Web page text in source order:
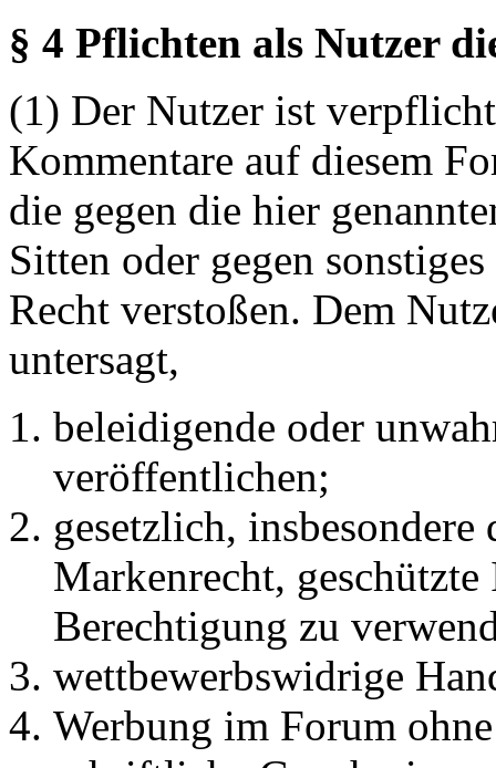
§ 4 Pflichten als Nutzer
(1) Der Nutzer ist
Kommentare auf diesem
die gegen die hier
Sitten oder gegen
Recht verstoßen. Dem
untersagt,
beleidigende oder
veröffentlichen;
gesetzlich,
Markenrecht, geschützte
Berechtigung zu
wettbewerbswidrige
Werbung im Forum